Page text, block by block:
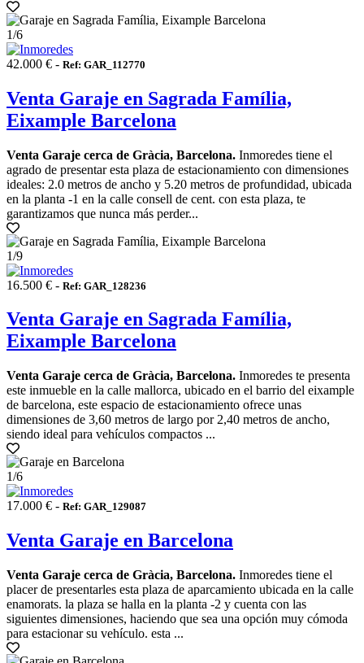
1/6
42.000 € - Ref: GAR_112770
Venta Garaje en Sagrada Família,
Eixample Barcelona
Venta Garaje cerca de Gràcia, Barcelona. Inmoredes tiene el
agrado de presentar esta plaza de estacionamiento con dimensiones
ideales: 2.0 metros de ancho y 5.20 metros de profundidad, ubicada
en la planta -1 en la calle consell de cent. con esta plaza, te
garantizamos que nunca más perder...
1/9
16.500 € - Ref: GAR_128236
Venta Garaje en Sagrada Família,
Eixample Barcelona
Venta Garaje cerca de Gràcia, Barcelona. Inmoredes te presenta
este inmueble en la calle mallorca, ubicado en el barrio del eixample
de barcelona, este espacio de estacionamiento ofrece unas
dimensiones de 3,60 metros de largo por 2,40 metros de ancho,
siendo ideal para vehículos compactos ...
1/6
17.000 € - Ref: GAR_129087
Venta Garaje en Barcelona
Venta Garaje cerca de Gràcia, Barcelona. Inmoredes tiene el
placer de presentarles esta plaza de aparcamiento ubicada en la calle
enamorats. la plaza se halla en la planta -2 y cuenta con las
siguientes dimensiones, haciendo que sea una opción muy cómoda
para estacionar su vehículo. esta ...